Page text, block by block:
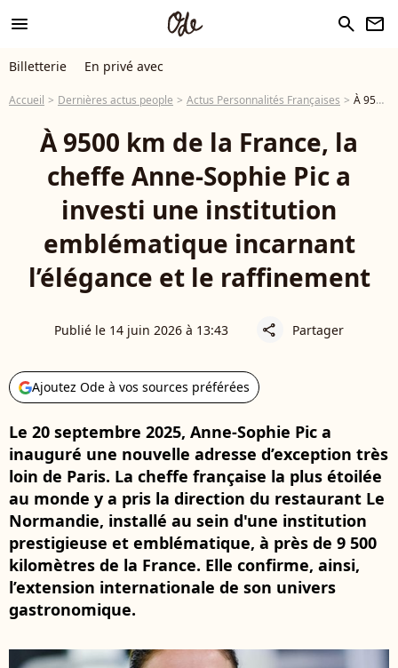
menu search newsletter
Billetterie En privé avec
Accueil Dernières actus people Actus Personnalités Françaises À 9500 km de la France, la cheffe Anne-Sophie Pic a investi une institution emblématique incarnant l’élégance et le raffinement
À 9500 km de la France, la
cheffe Anne-Sophie Pic a
investi une institution
emblématique incarnant
l’élégance et le raffinement
Publié le 14 juin 2026 à 13:43 share Partager
Ajoutez Ode à vos sources préférées
Le 20 septembre 2025, Anne-Sophie Pic a
inauguré une nouvelle adresse d’exception très
loin de Paris. La cheffe française la plus étoilée
au monde y a pris la direction du restaurant Le
Normandie, installé au sein d'une institution
prestigieuse et emblématique, à près de 9 500
kilomètres de la France. Elle confirme, ainsi,
l’extension internationale de son univers
gastronomique.